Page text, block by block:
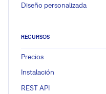
Diseño personalizada
RECURSOS
Precios
Instalación
REST API